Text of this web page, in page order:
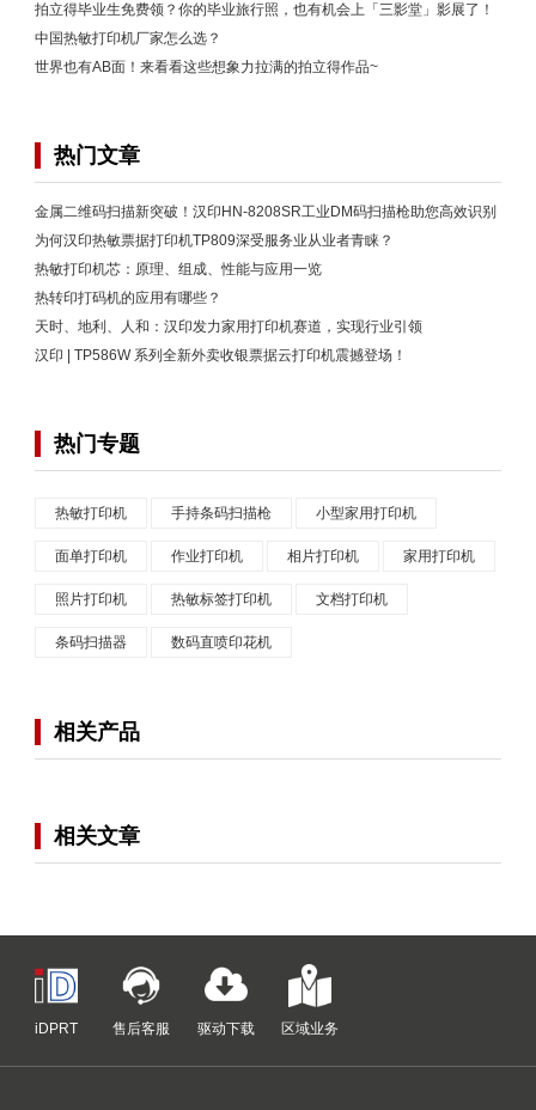
拍立得毕业生免费领？你的毕业旅行照，也有机会上「三影堂」影展了！
中国热敏打印机厂家怎么选？
世界也有AB面！来看看这些想象力拉满的拍立得作品~
热门文章
金属二维码扫描新突破！汉印HN-8208SR工业DM码扫描枪助您高效识别
为何汉印热敏票据打印机TP809深受服务业从业者青睐？
热敏打印机芯：原理、组成、性能与应用一览
热转印打码机的应用有哪些？
天时、地利、人和：汉印发力家用打印机赛道，实现行业引领
汉印 | TP586W 系列全新外卖收银票据云打印机震撼登场！
热门专题
热敏打印机 手持条码扫描枪 小型家用打印机
面单打印机 作业打印机 相片打印机 家用打印机
照片打印机 热敏标签打印机 文档打印机
条码扫描器 数码直喷印花机
相关产品
相关文章
iDPRT 售后客服 驱动下载 区域业务